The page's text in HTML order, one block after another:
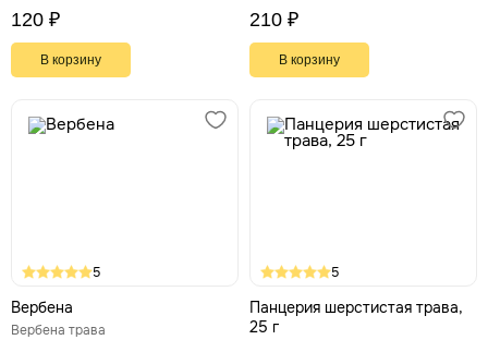
120 ₽
В корзину
210 ₽
В корзину
5
Вербена
Вербена трава
5
Панцерия шерстистая трава,
25 г